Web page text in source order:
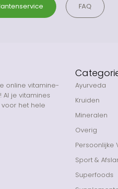
FAQ
online vitamine-
je vitamines
het hele
Ayurveda
Kruiden
Mineralen
Overig
Persoonlijke
Sport &
Superfoods